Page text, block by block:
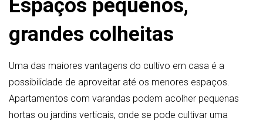
Espaços pequenos,
grandes colheitas
Uma das maiores vantagens do cultivo em casa é a
possibilidade de aproveitar até os menores espaços.
Apartamentos com varandas podem acolher pequenas
hortas ou jardins verticais, onde se pode cultivar uma